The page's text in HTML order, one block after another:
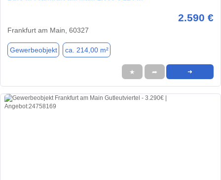
2.590 €
Frankfurt am Main, 60327
Gewerbeobjekt ca. 214,00 m²
★ ➦ ➜